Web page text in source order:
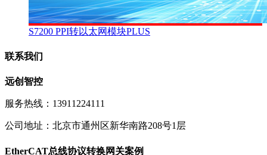
S7200 PPI转以太网模块PLUS
联系我们
远创智控
服务热线：13911224111
公司地址：北京市通州区新华南路208号1层
EtherCAT总线协议转换网关案例